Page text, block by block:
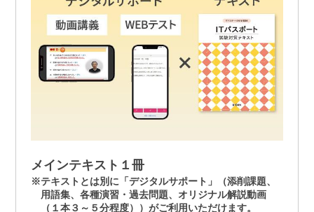
メインテキスト１冊
テキストとは別に「デジタルサポート」（添削課題、
用語集、各種演習・過去問題、オリジナル解説動画
（１本３～５分程度））がご利用いただけます。